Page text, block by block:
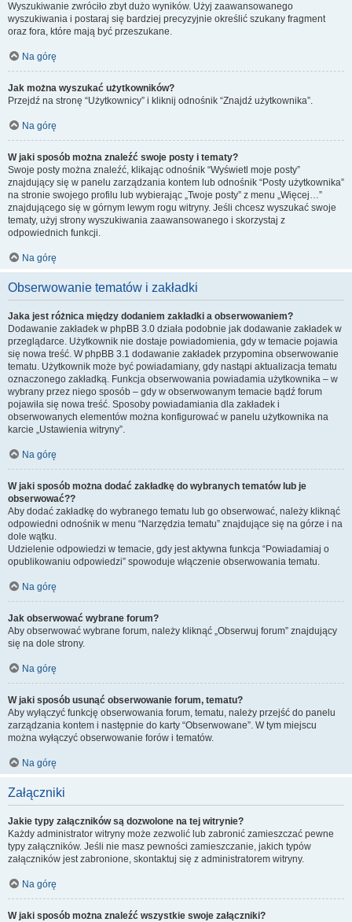
Wyszukiwanie zwróciło zbyt dużo wyników. Użyj zaawansowanego
wyszukiwania i postaraj się bardziej precyzyjnie określić szukany fragment
oraz fora, które mają być przeszukane.
Na górę
Jak można wyszukać użytkowników?
Przejdź na stronę “Użytkownicy” i kliknij odnośnik “Znajdź użytkownika”.
Na górę
W jaki sposób można znaleźć swoje posty i tematy?
Swoje posty można znaleźć, klikając odnośnik “Wyświetl moje posty”
znajdujący się w panelu zarządzania kontem lub odnośnik “Posty użytkownika”
na stronie swojego profilu lub wybierając „Twoje posty” z menu „Więcej…”
znajdującego się w górnym lewym rogu witryny. Jeśli chcesz wyszukać swoje
tematy, użyj strony wyszukiwania zaawansowanego i skorzystaj z
odpowiednich funkcji.
Na górę
Obserwowanie tematów i zakładki
Jaka jest różnica między dodaniem zakładki a obserwowaniem?
Dodawanie zakładek w phpBB 3.0 działa podobnie jak dodawanie zakładek w
przeglądarce. Użytkownik nie dostaje powiadomienia, gdy w temacie pojawia
się nowa treść. W phpBB 3.1 dodawanie zakładek przypomina obserwowanie
tematu. Użytkownik może być powiadamiany, gdy nastąpi aktualizacja tematu
oznaczonego zakładką. Funkcja obserwowania powiadamia użytkownika – w
wybrany przez niego sposób – gdy w obserwowanym temacie bądź forum
pojawiła się nowa treść. Sposoby powiadamiania dla zakładek i
obserwowanych elementów można konfigurować w panelu użytkownika na
karcie „Ustawienia witryny”.
Na górę
W jaki sposób można dodać zakładkę do wybranych tematów lub je
obserwować??
Aby dodać zakładkę do wybranego tematu lub go obserwować, należy kliknąć
odpowiedni odnośnik w menu “Narzędzia tematu” znajdujące się na górze i na
dole wątku.
Udzielenie odpowiedzi w temacie, gdy jest aktywna funkcja “Powiadamiaj o
opublikowaniu odpowiedzi” spowoduje włączenie obserwowania tematu.
Na górę
Jak obserwować wybrane forum?
Aby obserwować wybrane forum, należy kliknąć „Obserwuj forum” znajdujący
się na dole strony.
Na górę
W jaki sposób usunąć obserwowanie forum, tematu?
Aby wyłączyć funkcję obserwowania forum, tematu, należy przejść do panelu
zarządzania kontem i następnie do karty “Obserwowane”. W tym miejscu
można wyłączyć obserwowanie forów i tematów.
Na górę
Załączniki
Jakie typy załączników są dozwolone na tej witrynie?
Każdy administrator witryny może zezwolić lub zabronić zamieszczać pewne
typy załączników. Jeśli nie masz pewności zamieszczanie, jakich typów
załączników jest zabronione, skontaktuj się z administratorem witryny.
Na górę
W jaki sposób można znaleźć wszystkie swoje załączniki?